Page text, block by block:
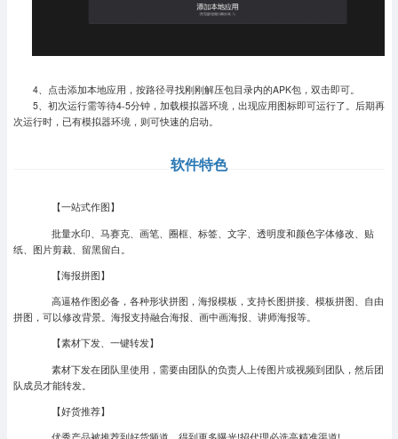
4、点击添加本地应用，按路径寻找刚刚解压包目录内的APK包，双击即可。
5、初次运行需等待4-5分钟，加载模拟器环境，出现应用图标即可运行了。 后期再
次运行时，已有模拟器环境，则可快速的启动。
软件特色
【一站式作图】
批量水印、马赛克、画笔、圈框、标签、文字、透明度和颜色字体修改、贴
纸、图片剪裁、留黑留白。
【海报拼图】
高逼格作图必备，各种形状拼图，海报模板，支持长图拼接、模板拼图、自由
拼图，可以修改背景。海报支持融合海报、画中画海报、讲师海报等。
【素材下发、一键转发】
素材下发在团队里使用，需要由团队的负责人上传图片或视频到团队，然后团
队成员才能转发。
【好货推荐】